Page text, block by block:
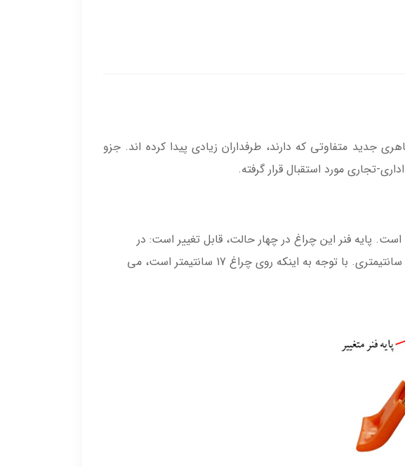
با توجه به شکل ظاهری جدید متفاوتی که دارند، طرفداران زیادی پیدا کرده اند. جزو
تجاری مورد استقبال قرار گرفته.
است. پایه فنر این چراغ در چهار حالت، قابل تغییر است: در
حالت اول مناسب برای برش 5 سانتیمتری و در حال دوم تا چهارم مناسب برای برش 8، 11 و 15 سانتیمتری. با توجه به اینکه روی چراغ 17 سانتیمتر است، می